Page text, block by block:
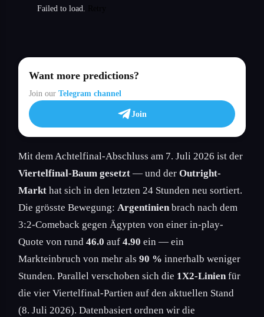
Failed to load.
Want more predictions?
Join our Telegram channel
Join
Mit dem Achtelfinal-Abschluss am 7. Juli 2026 ist der
Viertelfinal-Baum gesetzt — und der Outright-
Markt hat sich in den letzten 24 Stunden neu sortiert.
Die grösste Bewegung: Argentinienbrach nach dem
3:2-Comeback gegen Ägypten von einer in-play-
Quote von rund 46.0 auf 4.90 ein — ein
Markteinbruch von mehr als 90 % innerhalb weniger
Stunden. Parallel verschoben sich die 1X2-Linienfür
die vier Viertelfinal-Partien auf den aktuellen Stand
(8. Juli 2026). Datenbasiert ordnen wir die